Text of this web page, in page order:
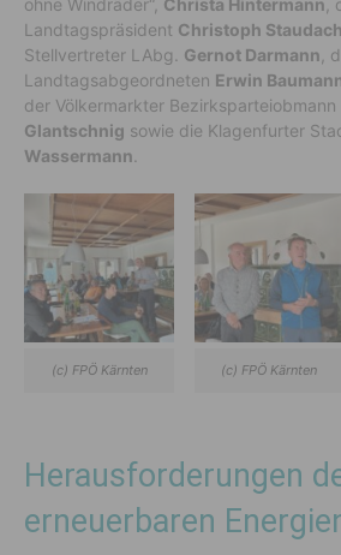
ohne Windräder“, Christa Hintermann
Landtagspräsident Christoph
Stellvertreter LAbg. Gernot Darmann ,
Landtagsabgeordneten Erwin
der Völkermarkter Bezirksparteiobmann
Glantschnig sowie die Klagenfurter
Wassermann
(c) FPÖ Kärnten (c) FPÖ Kärnten
Herausforderungen
erneuerbaren